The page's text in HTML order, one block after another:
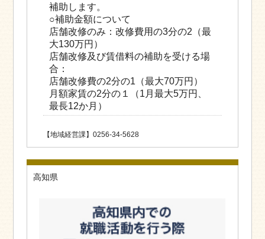
補助します。
○補助金額について
店舗改修のみ：改修費用の3分の2（最
大130万円）
店舗改修及び賃借料の補助を受ける場
合：
店舗改修費の2分の1（最大70万円）
月額家賃の2分の１（1月最大5万円、
最長12か月）
【地域経営課】0256-34-5628
高知県